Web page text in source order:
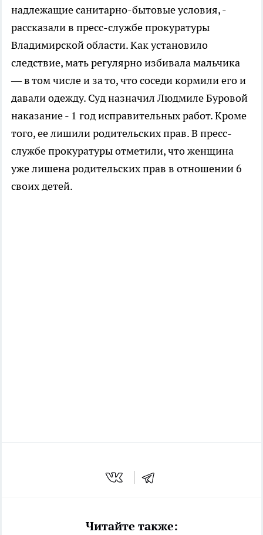
надлежащие санитарно-бытовые условия, -
рассказали в пресс-службе прокуратуры
Владимирской области. Как установило
следствие, мать регулярно избивала мальчика
— в том числе и за то, что соседи кормили его и
давали одежду. Суд назначил Людмиле Буровой
наказание - 1 год исправительных работ. Кроме
того, ее лишили родительских прав. В пресс-
службе прокуратуры отметили, что женщина
уже лишена родительских прав в отношении 6
своих детей.
Читайте также: